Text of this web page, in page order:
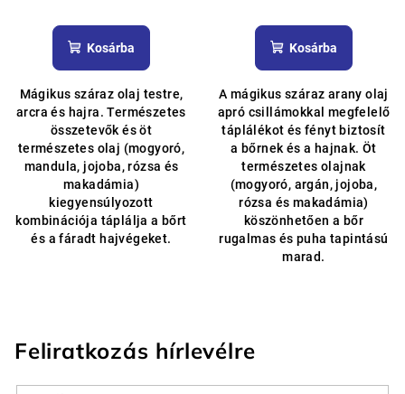
termék
átlagos
értékelése
ből
4,6
csillag.
Kosárba
Mágikus száraz olaj testre,
arcra és hajra. Természetes
összetevők és öt
természetes olaj (mogyoró,
mandula, jojoba, rózsa és
makadámia)
kiegyensúlyozott
kombinációja táplálja a bőrt
és a fáradt hajvégeket.
termék
átlagos
értékelése
ből
4,9
csillag.
Kosárba
A mágikus száraz arany olaj
apró csillámokkal megfelelő
táplálékot és fényt biztosít
a bőrnek és a hajnak. Öt
természetes olajnak
(mogyoró, argán, jojoba,
rózsa és makadámia)
köszönhetően a bőr
rugalmas és puha tapintású
marad.
Feliratkozás hírlevélre